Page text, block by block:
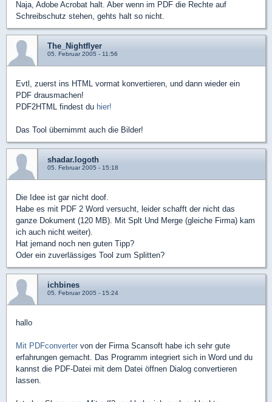
Naja, Adobe Acrobat halt. Aber wenn im PDF die Rechte auf
Schreibschutz stehen, gehts halt so nicht.
The_Nightflyer
05. Februar 2005 - 11:56
Evtl, zuerst ins HTML vormat konvertieren, und dann wieder ein
PDF drausmachen!
PDF2HTML findest du hier!
Das Tool übernimmt auch die Bilder!
shadar.logoth
05. Februar 2005 - 15:18
Die Idee ist gar nicht doof.
Habe es mit PDF 2 Word versucht, leider schafft der nicht das
ganze Dokument (120 MB). Mit Splt Und Merge (gleiche Firma) kam
ich auch nicht weiter).
Hat jemand noch nen guten Tipp?
Oder ein zuverlässiges Tool zum Splitten?
ichbines
05. Februar 2005 - 15:24
hallo
Mit PDFconverter von der Firma Scansoft habe ich sehr gute
erfahrungen gemacht. Das Programm integriert sich in Word und du
kannst die PDF-Datei mit dem Datei öffnen Dialog convertieren
lassen.